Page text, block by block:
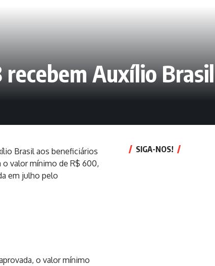
Auxílio Brasil
Brasil aos beneficiários
o valor mínimo de R$ 600,
em julho pelo
o valor mínimo
SIGA-NOS!